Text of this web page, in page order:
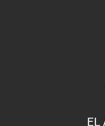
EL